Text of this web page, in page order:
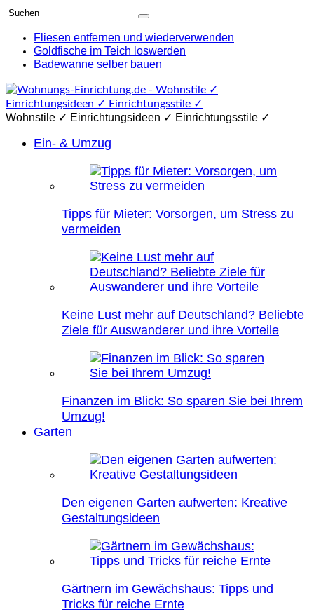
Fliesen entfernen und wiederverwenden
Goldfische im Teich loswerden
Badewanne selber bauen
Wohnstile ✓ Einrichtungsideen ✓ Einrichtungsstile ✓
Ein- & Umzug
Tipps für Mieter: Vorsorgen, um Stress zu
vermeiden
Keine Lust mehr auf Deutschland? Beliebte
Ziele für Auswanderer und ihre Vorteile
Finanzen im Blick: So sparen Sie bei Ihrem
Umzug!
Garten
Den eigenen Garten aufwerten: Kreative
Gestaltungsideen
Gärtnern im Gewächshaus: Tipps und
Tricks für reiche Ernte